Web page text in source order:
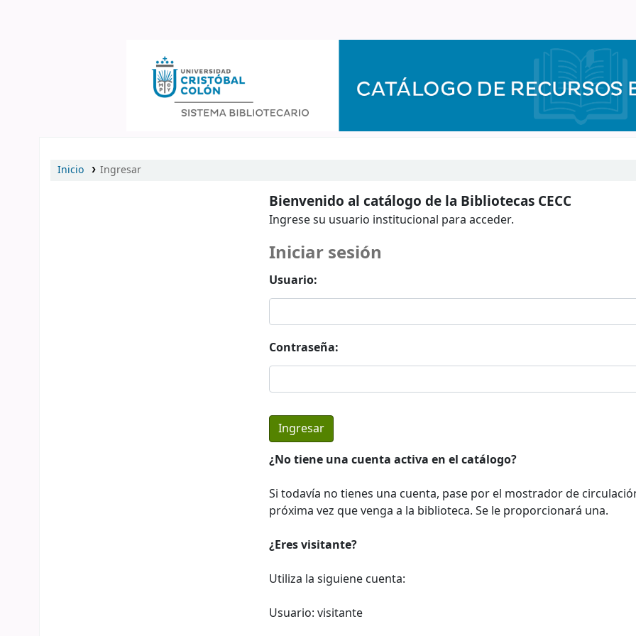
Inicio Ingresar
Bienvenido al catálogo de la Bibliotecas CECC
Ingrese su usuario institucional para acceder.
Iniciar sesión
Usuario:
Contraseña:
¿No tiene una cuenta activa en el catálogo?
Si todavía no tienes una cuenta, pase por el mostrador de
próxima vez que venga a la biblioteca. Se le proporcionará una.
¿Eres visitante?
Utiliza la siguiene cuenta:
Usuario: visitante